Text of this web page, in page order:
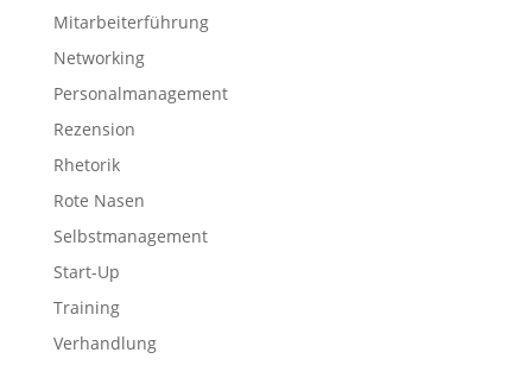
Mitarbeiterführung
Networking
Personalmanagement
Rezension
Rhetorik
Rote Nasen
Selbstmanagement
Start-Up
Training
Verhandlung